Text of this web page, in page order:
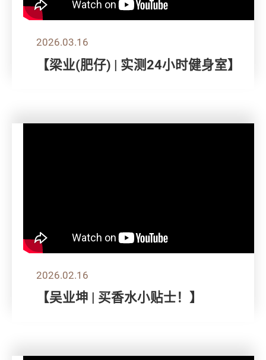
2026.03.16
【梁业(肥仔) | 实测24小时健身室】
2026.02.16
【吴业坤 | 买香水小贴士！】